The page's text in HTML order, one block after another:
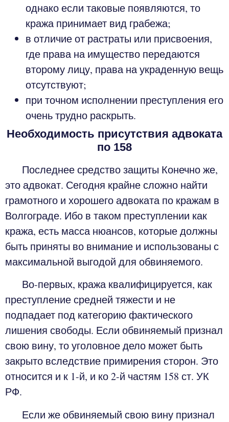
однако если таковые появляются, то
кража принимает вид грабежа;
в отличие от растраты или присвоения,
где права на имущество передаются
второму лицу, права на украденную вещь
отсутствуют;
при точном исполнении преступления его
очень трудно раскрыть.
Необходимость присутствия адвоката
по 158
Последнее средство защиты Конечно же,
это адвокат. Сегодня крайне сложно найти
грамотного и хорошего адвоката по кражам в
Волгограде. Ибо в таком преступлении как
кража, есть масса нюансов, которые должны
быть приняты во внимание и использованы с
максимальной выгодой для обвиняемого.
Во-первых, кража квалифицируется, как
преступление средней тяжести и не
подпадает под категорию фактического
лишения свободы. Если обвиняемый признал
свою вину, то уголовное дело может быть
закрыто вследствие примирения сторон. Это
относится и к 1-й, и ко 2-й частям 158 ст. УК
РФ.
Если же обвиняемый свою вину признал